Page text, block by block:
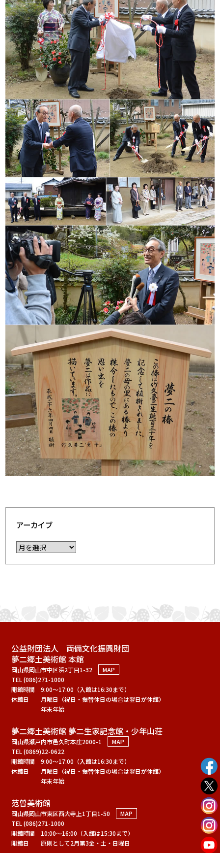
アーカイブ
公益財団法人 両備文化振興財団
夢二郷土美術館 本館
岡山県岡山市中区浜2丁目1-32
MAP
TEL (086)271-1000
開館時間
9:00～17:00（入館は16:30まで）
休館日
月曜日（祝日・振替休日の場合は翌日が休館）
年末年始
夢二郷土美術館 夢二生家記念館・少年山荘
岡山県瀬戸内市邑久町本庄2000-1
MAP
TEL (0869)22-0622
開館時間
9:00～17:00（入館は16:30まで）
休館日
月曜日（祝日・振替休日の場合は翌日が休館）
年末年始
范曽美術館
岡山県岡山市東区西大寺上1丁目1-50
MAP
TEL (086)271-1000
開館時間
10:00～16:00（入館は15:30まで）
開館日
原則として2月第3金・土・日曜日